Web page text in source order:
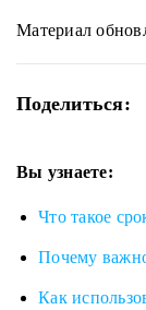
Материал
Поделиться:
Вы узнаете:
Что такое
Почему
Как